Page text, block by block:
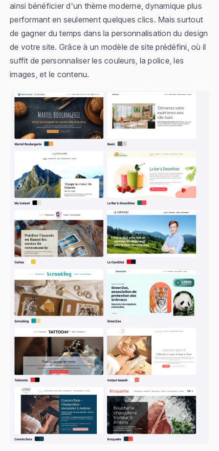
ainsi bénéficier d'un thème moderne, dynamique plus
performant en seulement quelques clics. Mais surtout
de gagner du temps dans la personnalisation du design
de votre site. Grâce à un modèle de site prédéfini, où il
suffit de personnaliser les couleurs, la police, les
images, et le contenu.